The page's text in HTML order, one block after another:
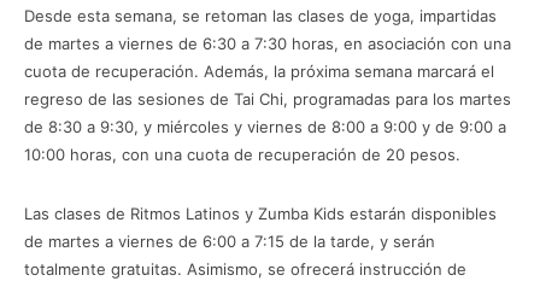
Desde esta semana, se retoman las clases de yoga, impartidas
de martes a viernes de 6:30 a 7:30 horas, en asociación con una
cuota de recuperación. Además, la próxima semana marcará el
regreso de las sesiones de Tai Chi, programadas para los martes
de 8:30 a 9:30, y miércoles y viernes de 8:00 a 9:00 y de 9:00 a
10:00 horas, con una cuota de recuperación de 20 pesos.
Las clases de Ritmos Latinos y Zumba Kids estarán disponibles
de martes a viernes de 6:00 a 7:15 de la tarde, y serán
totalmente gratuitas. Asimismo, se ofrecerá instrucción de